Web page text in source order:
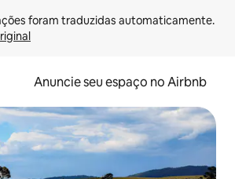
Anuncie seu espaço no Airbnb